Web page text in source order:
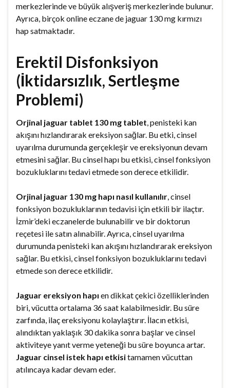
merkezlerinde ve büyük alışveriş merkezlerinde bulunur.
Ayrıca, birçok online eczane de jaguar 130 mg kırmızı
hap satmaktadır.
Erektil Disfonksiyon
(İktidarsızlık, Sertleşme
Problemi)
Orjinal jaguar tablet 130 mg tablet, penisteki kan
akışını hızlandırarak ereksiyon sağlar. Bu etki, cinsel
uyarılma durumunda gerçekleşir ve ereksiyonun devam
etmesini sağlar. Bu cinsel hapı bu etkisi, cinsel fonksiyon
bozukluklarını tedavi etmede son derece etkilidir.
Orjinal jaguar 130 mg hapı nasıl kullanılır, cinsel
fonksiyon bozukluklarının tedavisi için etkili bir ilaçtır.
İzmir’deki eczanelerde bulunabilir ve bir doktorun
reçetesi ile satın alınabilir. Ayrıca, cinsel uyarılma
durumunda penisteki kan akışını hızlandırarak ereksiyon
sağlar. Bu etkisi, cinsel fonksiyon bozukluklarını tedavi
etmede son derece etkilidir.
Jaguar ereksiyon hapı en dikkat çekici özelliklerinden
biri, vücutta ortalama 36 saat kalabilmesidir. Bu süre
zarfında, ilaç ereksiyonu kolaylaştırır. İlacın etkisi,
alındıktan yaklaşık 30 dakika sonra başlar ve cinsel
aktiviteye yanıt verme yeteneği bu süre boyunca artar.
Jaguar cinsel istek hapı etkisitamamen vücuttan
atılıncaya kadar devam eder.